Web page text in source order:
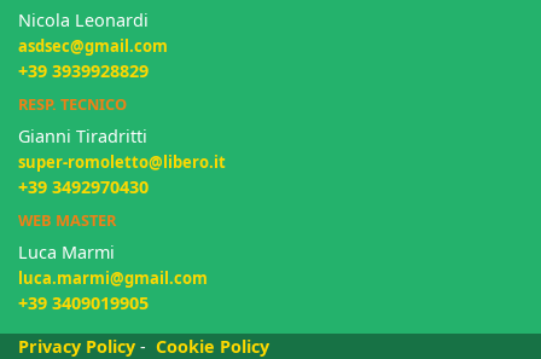
Nicola Leonardi
asdsec@gmail.com
+39 3939928829
RESP. TECNICO
Gianni Tiradritti
super-romoletto@libero.it
+39 3492970430
WEB MASTER
Luca Marmi
luca.marmi@gmail.com
+39 3409019905
Privacy Policy - Cookie Policy